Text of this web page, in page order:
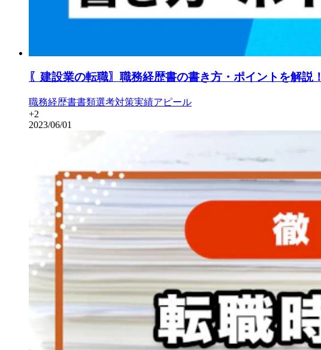
〖建設業の転職〗職務経歴書の書き方・ポイントを解説！
職務経歴書書類選考対策実績アピール
+2
2023/06/01